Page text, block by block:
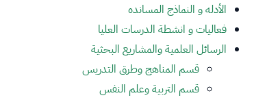
الأدله و النماذج المسانده
فعاليات و انشطة الدرسات العليا
الرسائل العلمية والمشاريع البحثية
قسم المناهج وطرق التدريس
قسم التربية وعلم النفس